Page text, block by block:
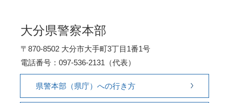
大分県警察本部
〒870-8502 大分市大手町3丁目1番1号
電話番号：097-536-2131（代表）
県警本部（県庁）への行き方